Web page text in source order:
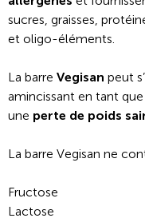
sucres, graisses,
et oligo-éléments.
La barre Vegisan peut
amincissant en tant
une perte de poids
La barre Vegisan ne
Fructose
Lactose